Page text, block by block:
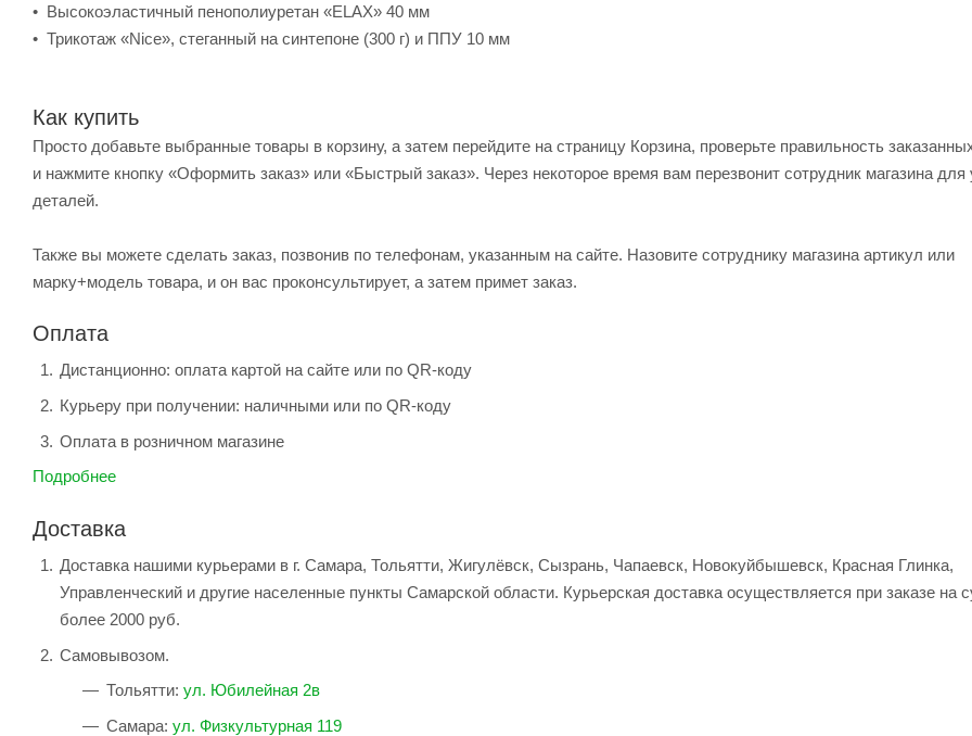
• Высокоэластичный пенополиуретан «ELAX» 40 мм
• Трикотаж «Nice», стеганный на синтепоне (300 г) и ППУ 10 мм
Как купить
Просто добавьте выбранные товары в корзину, а затем перейдите на страницу Корзина, проверьте правильность
и нажмите кнопку «Оформить заказ» или «Быстрый заказ». Через некоторое время вам перезвонит сотрудник магазина для
деталей.
Также вы можете сделать заказ, позвонив по телефонам, указанным на сайте. Назовите сотруднику магазина артикул или
марку+модель товара, и он вас проконсультирует, а затем примет заказ.
Оплата
Дистанционно: оплата картой на сайте или по QR-коду
Курьеру при получении: наличными или по QR-коду
Оплата в розничном магазине
Подробнее
Доставка
Доставка нашими курьерами в г. Самара, Тольятти, Жигулёвск, Сызрань, Чапаевск, Новокуйбышевск, Красная Глинка,
Управленческий и другие населенные пункты Самарской области. Курьерская доставка осуществляется при заказе на
более 2000 руб.
Самовывозом.
Тольятти: ул. Юбилейная 2в
Самара: ул. Физкультурная 119